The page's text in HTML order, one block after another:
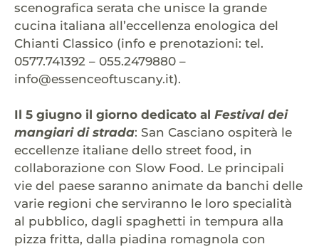
scenografica serata che unisce la grande
cucina italiana all’eccellenza enologica del
Chianti Classico (info e prenotazioni: tel.
0577.741392 – 055.2479880 –
info@essenceoftuscany.it).
Il 5 giugno il giorno dedicato al Festival dei
mangiari di strada: San Casciano ospiterà le
eccellenze italiane dello street food, in
collaborazione con Slow Food. Le principali
vie del paese saranno animate da banchi delle
varie regioni che serviranno le loro specialità
al pubblico, dagli spaghetti in tempura alla
pizza fritta, dalla piadina romagnola con